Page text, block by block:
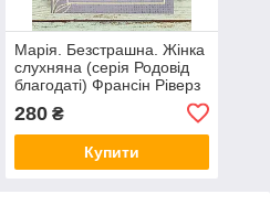
Марія. Безстрашна. Жінка
слухняна (серія Родовід
благодаті) Франсін Ріверз
280₴
Купити